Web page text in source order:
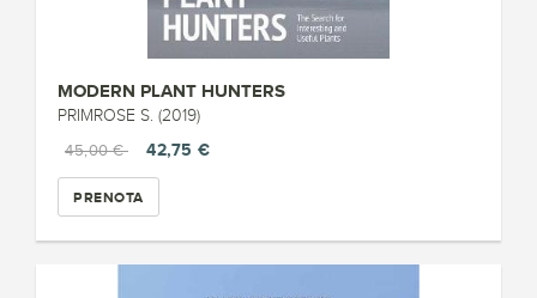
MODERN PLANT HUNTERS
PRIMROSE S. (2019)
45,00 €
42,75 €
PRENOTA